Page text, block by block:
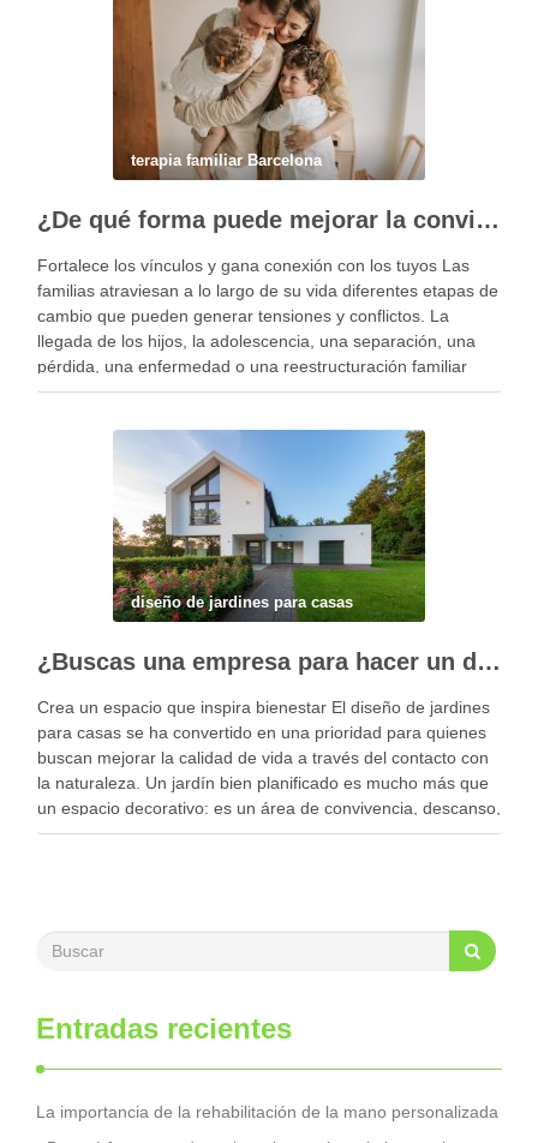
terapia familiar Barcelona
¿De qué forma puede mejorar la convivencia la terapia familiar?
Fortalece los vínculos y gana conexión con los tuyos Las
familias atraviesan a lo largo de su vida diferentes etapas de
cambio que pueden generar tensiones y conflictos. La
llegada de los hijos, la adolescencia, una separación, una
pérdida, una enfermedad o una reestructuración familiar
pueden alterar el equilibrio del …
diseño de jardines para casas
¿Buscas una empresa para hacer un diseño profesional de jardines en tu casa?
Crea un espacio que inspira bienestar El diseño de jardines
para casas se ha convertido en una prioridad para quienes
buscan mejorar la calidad de vida a través del contacto con
la naturaleza. Un jardín bien planificado es mucho más que
un espacio decorativo: es un área de convivencia, descanso,
…
Entradas recientes
La importancia de la rehabilitación de la mano personalizada